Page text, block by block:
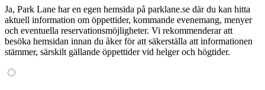
Ja, Park Lane har en egen hemsida på parklane.se där du kan hitta
aktuell information om öppettider, kommande evenemang, menyer
och eventuella reservationsmöjligheter. Vi rekommenderar att
besöka hemsidan innan du åker för att säkerställa att informationen
stämmer, särskilt gällande öppettider vid helger och högtider.